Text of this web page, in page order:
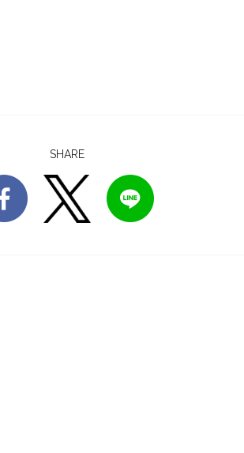
SHARE